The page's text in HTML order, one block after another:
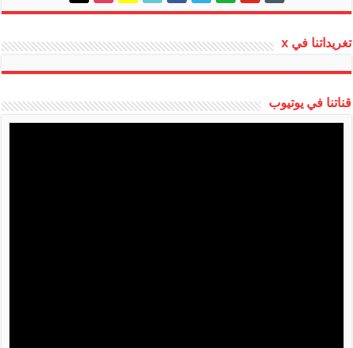
alt
تغريداتنا في x
قناتنا في يوتيوب